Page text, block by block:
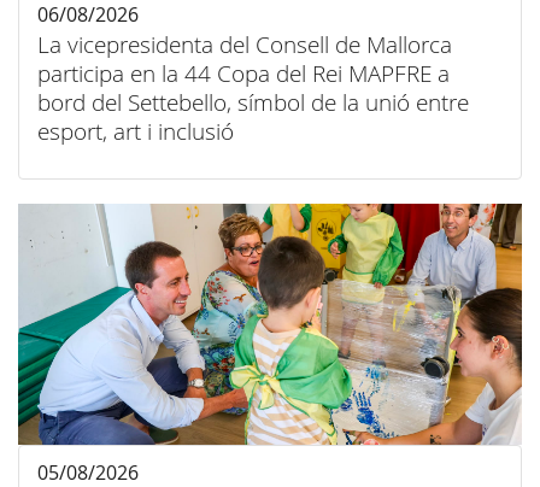
La vicepresidenta del Consell de Mallorca
participa en la 44 Copa del Rei MAPFRE a
bord del Settebello, símbol de la unió entre
esport, art i inclusió
06/08/2026
05/08/2026